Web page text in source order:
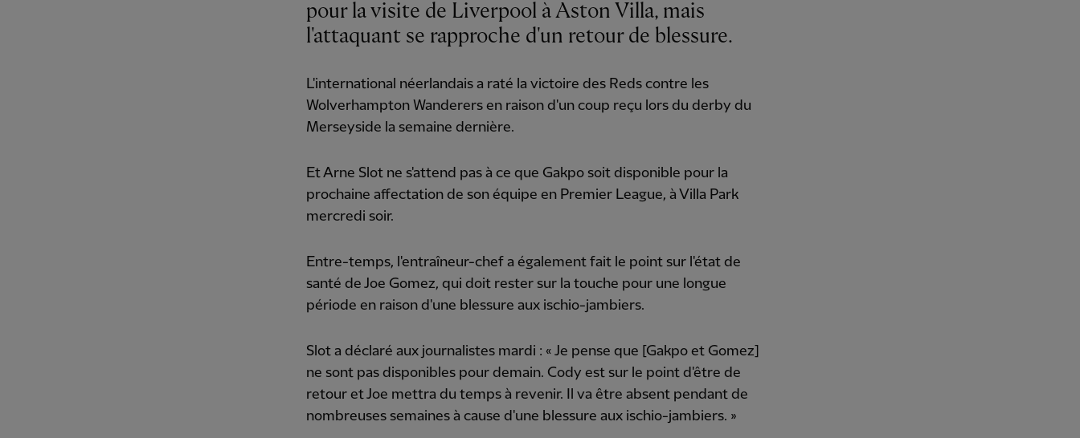
pour la visite de Liverpool à Aston Villa, mais
l'attaquant se rapproche d'un retour de blessure.
L'international néerlandais a raté la victoire des Reds contre les
Wolverhampton Wanderers en raison d'un coup reçu lors du derby du
Merseyside la semaine dernière.
Et Arne Slot ne s'attend pas à ce que Gakpo soit disponible pour la
prochaine affectation de son équipe en Premier League, à Villa Park
mercredi soir.
Entre-temps, l'entraîneur-chef a également fait le point sur l'état de
santé de Joe Gomez, qui doit rester sur la touche pour une longue
période en raison d'une blessure aux ischio-jambiers.
Slot a déclaré aux journalistes mardi : « Je pense que [Gakpo et Gomez]
ne sont pas disponibles pour demain. Cody est sur le point d'être de
retour et Joe mettra du temps à revenir. Il va être absent pendant de
nombreuses semaines à cause d'une blessure aux ischio-jambiers. »